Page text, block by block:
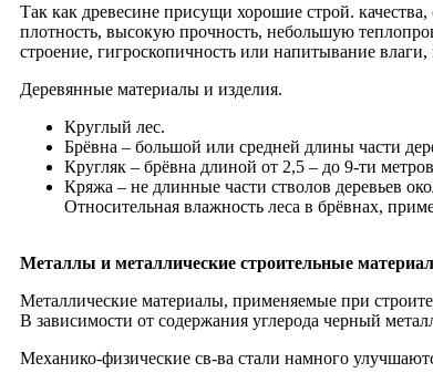
Так как древесине присущи хорошие строй.
плотность, высокую прочность, небольшую
строение, гигроскопичность или напитывание
Деревянные материалы и изделия.
Круглый лес.
Брёвна – большой или средней длины части
Кругляк – брёвна длиной от 2,5 – до 9-ти
Кряжа – не длинные части cтволов деревьев
Относительная влажность леса в брёвнах,
Металлы и металлические строительные
Металлические материалы, применяемые при
В зависимости от содержания углерода черный
Механико-физические св-ва стали намного